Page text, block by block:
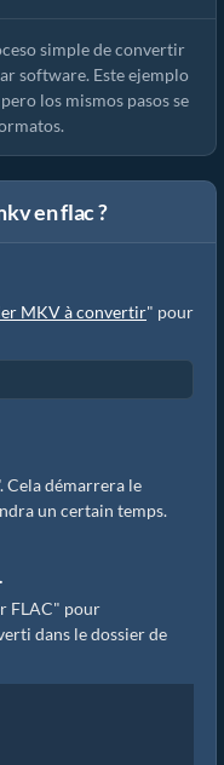
simple de convertir
software. Este ejemplo
los mismos pasos se
en flac ?
MKV à convertir" pour
Cela démarrera le
un certain temps.
FLAC" pour
dans le dossier de